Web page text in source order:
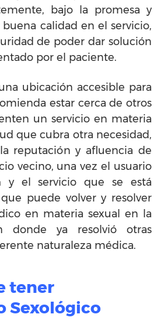
bajo la promesa y
calidad en el servicio,
de poder dar solución
por el paciente.
ubicación accesible para
estar cerca de otros
un servicio en materia
que cubra otra necesidad,
reputación y afluencia de
vecino, una vez el usuario
y el servicio que se está
puede volver y resolver
en materia sexual en la
donde ya resolvió otras
naturaleza médica.
tener
Sexológico